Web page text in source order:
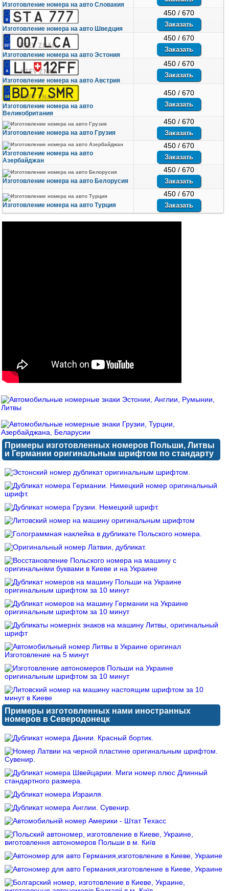
Изготовление номера на авто Словакия
Изготовление номера на авто Шведция
450 / 670
Изготовление номера на авто Эстония
450 / 670
Изготовление номера на авто Австрия
450 / 670
Изготовление номера на авто
Великобритания
450 / 670
Изготовление номера на авто Грузия
450 / 670
Изготовление номера на авто
Азербайджан
450 / 670
Изготовление номера на авто Белорусия
450 / 670
Изготовление номера на авто Турция
450 / 670
Примеры изготовленных номеров Польши, Литвы
и Германии оригинальным шрифтом по стандарту
Примеры изготовленных нами иностранных
номеров в Северодонецк